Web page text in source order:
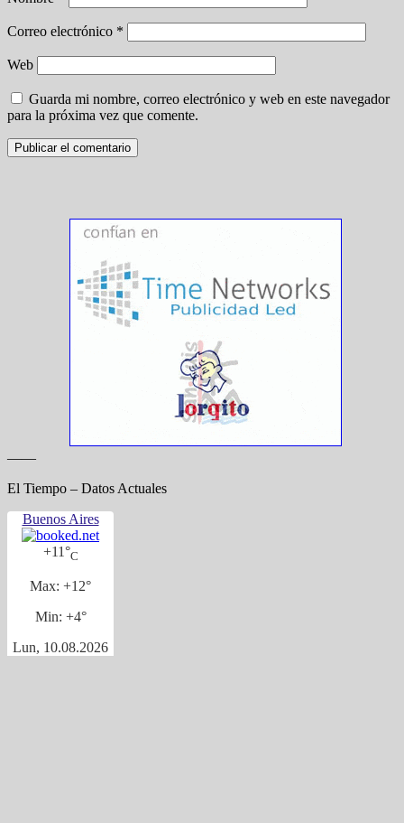
Correo electrónico *
Web
Guarda mi nombre, correo electrónico y web en este navegador
para la próxima vez que comente.
——
El Tiempo – Datos Actuales
Buenos Aires
+11°C
Max: +12°
Min: +4°
Lun, 10.08.2026